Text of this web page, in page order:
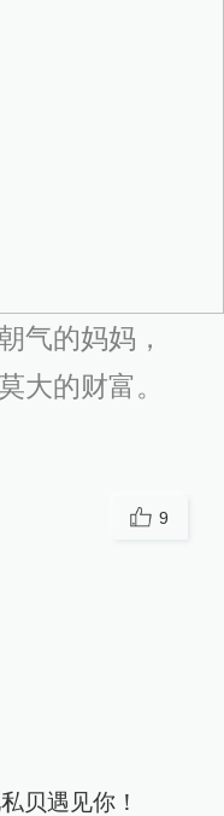
气的妈妈，
大的财富。
9
贝遇见你！